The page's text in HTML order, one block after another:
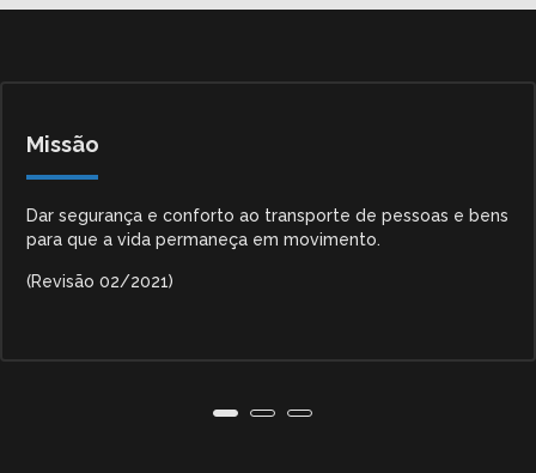
Missão
Dar segurança e conforto ao transporte de pessoas e bens
para que a vida permaneça em movimento.
(Revisão 02/2021)